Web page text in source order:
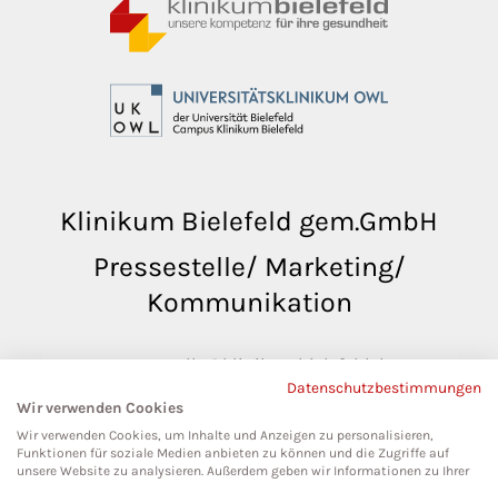
Klinikum Bielefeld gem.GmbH
Pressestelle/ Marketing/
Kommunikation
pressestelle@klinikumbielefeld.de
Teutoburger Str. 50
33604 Bielefeld
Datenschutzbestimmungen
Wir verwenden Cookies
Wir verwenden Cookies, um Inhalte und Anzeigen zu personalisieren,
Funktionen für soziale Medien anbieten zu können und die Zugriffe auf
unsere Website zu analysieren. Außerdem geben wir Informationen zu Ihrer